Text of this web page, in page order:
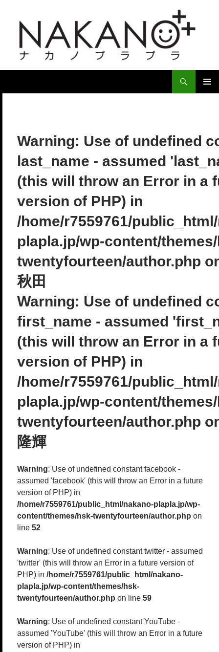
ン
メ
ニ
ュ
Warning: Use of undefined
last_name - assumed
(this will throw an Error in a
version of PHP) in
/home/r7559761/
plapla.jp/wp-content/
twentyfourteen/author.php
秋田
Warning: Use of undefined
first_name - assumed
(this will throw an Error in a
version of PHP) in
/home/r7559761/
plapla.jp/wp-content/
twentyfourteen/author.php
隆輝
Warning: Use of undefined constant facebook -
assumed 'facebook' (this will throw an Error in a future
version of PHP) in
/home/r7559761/public_html/nakano-plapla.jp/wp-
content/themes/hsk-twentyfourteen/author.php on
line 52
Warning: Use of undefined constant twitter - assumed
'twitter' (this will throw an Error in a future version of
PHP) in /home/r7559761/public_html/nakano-
plapla.jp/wp-content/themes/hsk-
twentyfourteen/author.php on line 59
Warning: Use of undefined constant YouTube -
assumed 'YouTube' (this will throw an Error in a future
version of PHP) in